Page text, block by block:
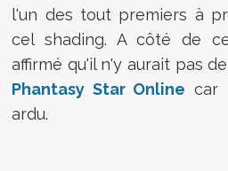
l'un des tout premiers à
cel shading. A côté de
affirmé qu'il n'y aurait pas
Phantasy Star Online car
ardu.